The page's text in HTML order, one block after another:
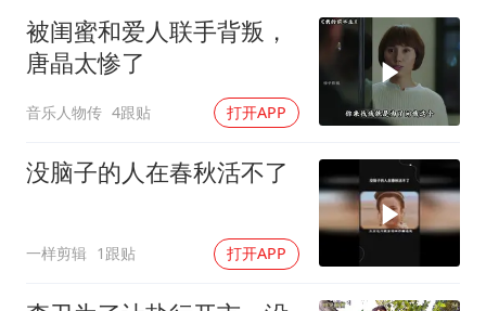
无锡降雨量冲至全国第一
下党之路
被闺蜜和爱人联手背叛，
唐晶太惨了
音乐人物传 4跟贴 打开APP
没脑子的人在春秋活不了
一样剪辑 1跟贴 打开APP